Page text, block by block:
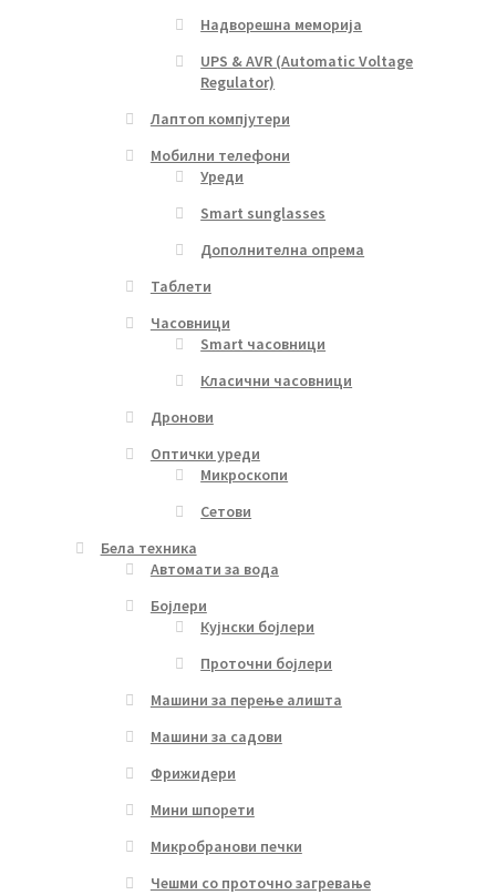
Надворешна меморија
UPS & AVR (Automatic Voltage
Regulator)
Лаптоп компјутери
Мобилни телефони
Уреди
Smart sunglasses
Дополнителна опрема
Таблети
Часовници
Smart часовници
Класични часовници
Дронови
Оптички уреди
Микроскопи
Сетови
Бела техника
Автомати за вода
Бојлери
Кујнски бојлери
Проточни бојлери
Машини за перење алишта
Машини за садови
Фрижидери
Мини шпорети
Микробранови печки
Чешми со проточно загревање